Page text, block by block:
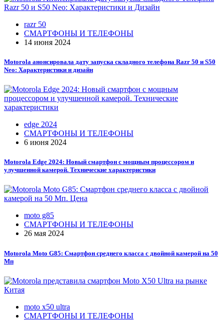
razr 50
СМАРТФОНЫ И ТЕЛЕФОНЫ
14 июня 2024
Motorola анонсировала дату запуска складного телефона Razr 50 и S50
Neo: Характеристики и дизайн
edge 2024
СМАРТФОНЫ И ТЕЛЕФОНЫ
6 июня 2024
Motorola Edge 2024: Новый смартфон с мощным процессором и
улучшенной камерой. Технические характеристики
moto g85
СМАРТФОНЫ И ТЕЛЕФОНЫ
26 мая 2024
Motorola Moto G85: Смартфон среднего класса с двойной камерой на 50
Мп
moto x50 ultra
СМАРТФОНЫ И ТЕЛЕФОНЫ